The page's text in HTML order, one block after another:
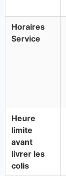
Horaires
Service
Heure
limite
avant
livrer les
colis